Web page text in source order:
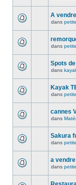
A
dans
dans
Spots
dans
Kayak
dans
cannes
dans
Sakura
dans
a
dans